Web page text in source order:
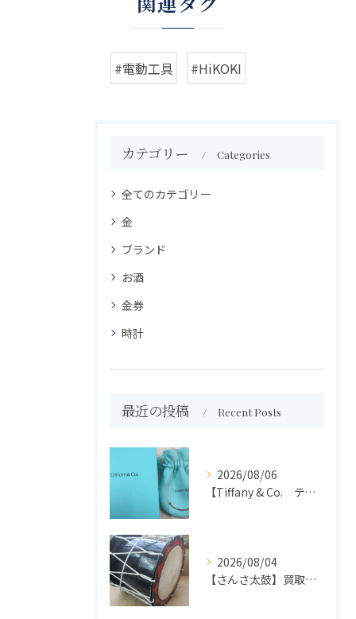
#電動工具 #HiKOKI
カテゴリー Categories
全てのカテゴリー
金
ブランド
お酒
金券
時計
最近の投稿 Recent Posts
2026/08/06
【Tiffany & Co. ティファニー】買取 大吉盛岡店 アクセサリー買取しました！！
2026/08/04
【さんさ太鼓】買取 大吉盛岡店 楽器 買取します！！